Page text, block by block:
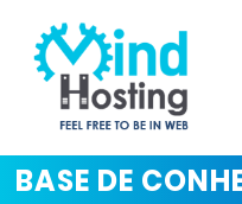
BASE DE